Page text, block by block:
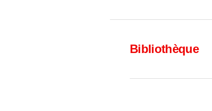
Bibliothèque